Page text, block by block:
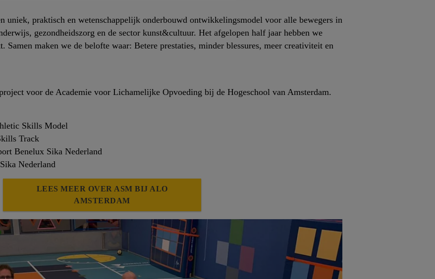
praktisch en wetenschappelijk onderbouwd ontwikkelingsmodel voor alle bewegers in
gezondheidszorg en de sector kunst&cultuur. Het afgelopen half jaar hebben we
Samen maken we de belofte waar: Betere prestaties, minder blessures, meer creativiteit en
voor de Academie voor Lichamelijke Opvoeding bij de Hogeschool van Amsterdam.
Skills Model
Track
Benelux Sika Nederland
Nederland
LEES MEER OVER ASM BIJ ALO
AMSTERDAM